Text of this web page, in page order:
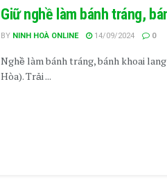
Giữ nghề làm bánh tráng,
BY NINH HOÀ ONLINE 14/09/2024 0
Nghề làm bánh tráng, bánh khoai
Hòa). Trải ...